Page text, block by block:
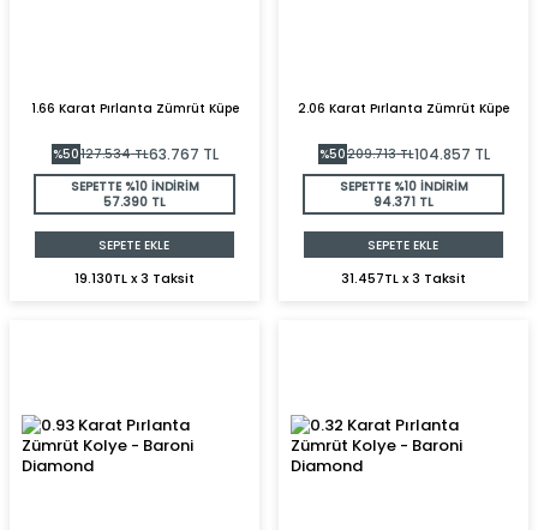
1.66 Karat Pırlanta Zümrüt Küpe
%50127.534TL63.767 TL
SEPETTE %10 İNDİRİM
57.390 TL
SEPETE EKLE
19.130TL x 3 Taksit
2.06 Karat Pırlanta Zümrüt Küpe
%50209.713TL104.857 TL
SEPETTE %10 İNDİRİM
94.371 TL
SEPETE EKLE
31.457TL x 3 Taksit